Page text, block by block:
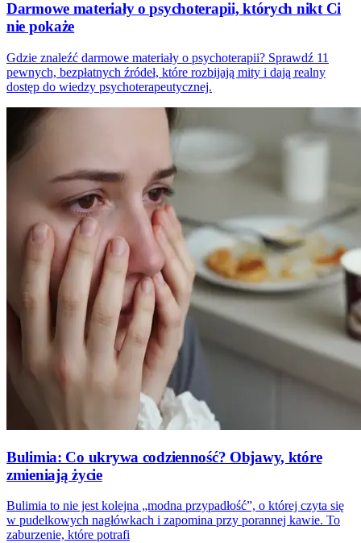
Darmowe materiały o psychoterapii, których nikt Ci
nie pokaże
Gdzie znaleźć darmowe materiały o psychoterapii? Sprawdź 11
pewnych, bezpłatnych źródeł, które rozbijają mity i dają realny
dostęp do wiedzy psychoterapeutycznej.
Bulimia: Co ukrywa codzienność? Objawy, które
zmieniają życie
Bulimia to nie jest kolejna „modna przypadłość”, o której czyta się
w pudelkowych nagłówkach i zapomina przy porannej kawie. To
zaburzenie, które potrafi